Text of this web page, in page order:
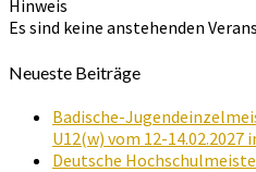
Hinweis
Es sind keine anstehenden
Neueste Beiträge
Badische-
U12(w) vom 12-14.02.2027
Deutsche